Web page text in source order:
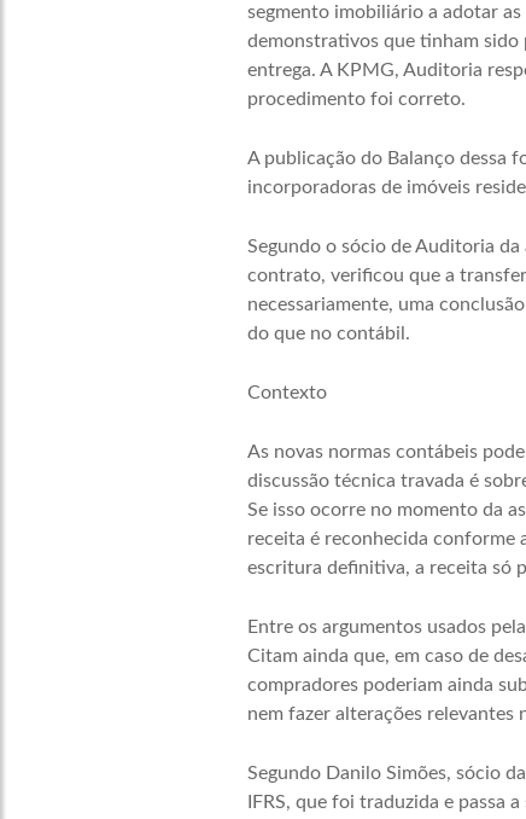
segmento imobiliário a adotar
demonstrativos que tinham sido
entrega. A KPMG, Auditoria
procedimento foi correto.
A publicação do Balançodessa
incorporadoras de imóveis
Segundo o sócio deAuditoria da
contrato, verificou que a
necessariamente, uma
do que no contábil.
Contexto
As novas normas contábeis
discussão técnica travada é
Se isso ocorre no momento da
receita é reconhecida conforme
escritura definitiva, a receita só
Entre os argumentos usados
Citam ainda que, em caso de
compradores poderiam ainda
nem fazer alterações relevantes
Segundo Danilo Simões, sócio
IFRS, que foi traduzida e passa